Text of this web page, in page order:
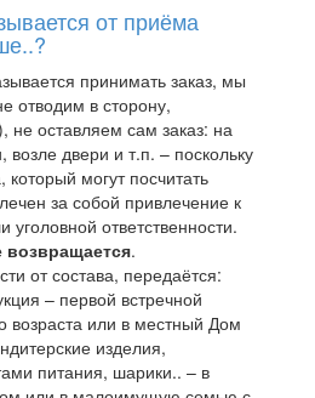
от приёма
принимать заказ, мы
отводим в сторону,
не оставляем сам заказ: на
двери и т.п. – поскольку
могут посчитать
за собой привлечение к
уголовной ответственности.
возвращается.
от состава, передаётся:
– первой встречной
возраста или в местный Дом
изделия,
питания, шарики.. – в